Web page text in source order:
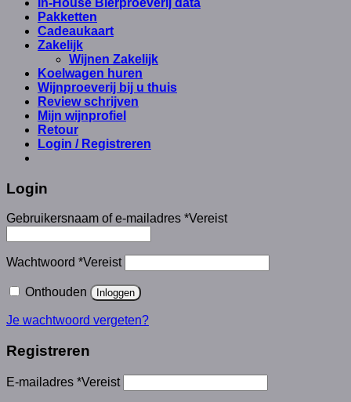
Pakketten
Cadeaukaart
Zakelijk
Wijnen Zakelijk
Koelwagen huren
Wijnproeverij bij u thuis
Review schrijven
Mijn wijnprofiel
Retour
Login / Registreren
Login
Gebruikersnaam of e-mailadres *Vereist
Wachtwoord *Vereist
Onthouden Inloggen
Je wachtwoord vergeten?
Registreren
E-mailadres *Vereist